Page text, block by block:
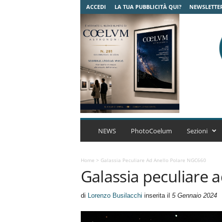
ACCEDI LA TUA PUBBLICITÀ QUI?
C
u
m
r
NEWS PhotoCoelum Sezioni
Home > Galassia Peculiare Ad Anello Polare NGC660
Galassia peculiare
di Lorenzo Busilacchi inserita il 5 Gennaio 2024